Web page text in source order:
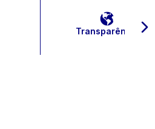
Transparência